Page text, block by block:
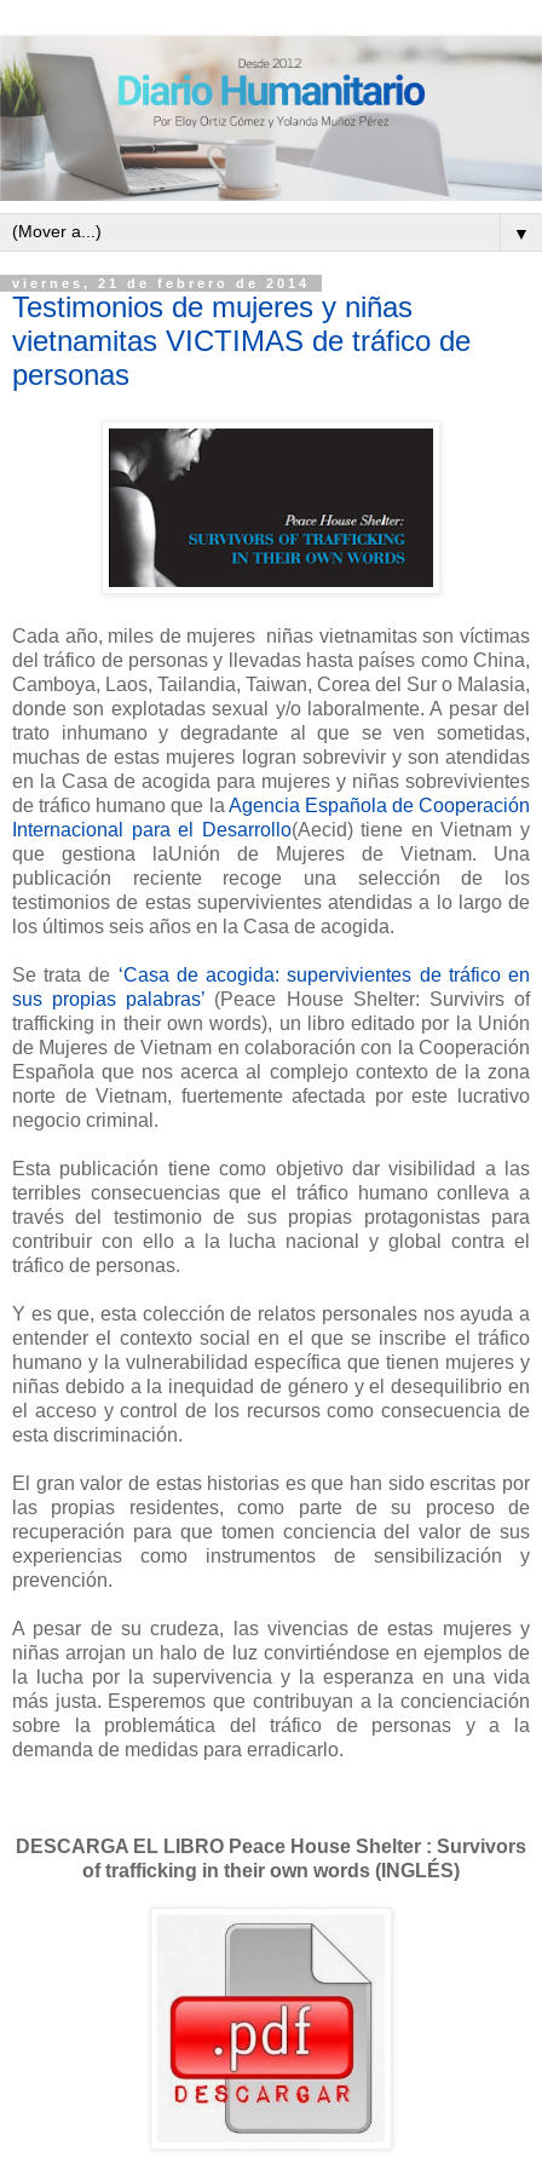
▼
viernes, 21 de febrero de 2014
Testimonios de mujeres y niñas
vietnamitas VICTIMAS de tráfico de
personas
Cada año, miles de mujeres niñas vietnamitas son víctimas
del tráfico de personas y llevadas hasta países como China,
Camboya, Laos, Tailandia, Taiwan, Corea del Sur o Malasia,
donde son explotadas sexual y/o laboralmente. A pesar del
trato inhumano y degradante al que se ven sometidas,
muchas de estas mujeres logran sobrevivir y son atendidas
en la Casa de acogida para mujeres y niñas sobrevivientes
de tráfico humano que la Agencia Española de Cooperación
Internacional para el Desarrollo(Aecid) tiene en Vietnam y
que gestiona laUnión de Mujeres de Vietnam. Una
publicación reciente recoge una selección de los
testimonios de estas supervivientes atendidas a lo largo de
los últimos seis años en la Casa de acogida.
Se trata de ‘Casa de acogida: supervivientes de tráfico en
sus propias palabras’ (Peace House Shelter: Survivirs of
trafficking in their own words), un libro editado por la Unión
de Mujeres de Vietnam en colaboración con la Cooperación
Española que nos acerca al complejo contexto de la zona
norte de Vietnam, fuertemente afectada por este lucrativo
negocio criminal.
Esta publicación tiene como objetivo dar visibilidad a las
terribles consecuencias que el tráfico humano conlleva a
través del testimonio de sus propias protagonistas para
contribuir con ello a la lucha nacional y global contra el
tráfico de personas.
Y es que, esta colección de relatos personales nos ayuda a
entender el contexto social en el que se inscribe el tráfico
humano y la vulnerabilidad específica que tienen mujeres y
niñas debido a la inequidad de género y el desequilibrio en
el acceso y control de los recursos como consecuencia de
esta discriminación.
El gran valor de estas historias es que han sido escritas por
las propias residentes, como parte de su proceso de
recuperación para que tomen conciencia del valor de sus
experiencias como instrumentos de sensibilización y
prevención.
A pesar de su crudeza, las vivencias de estas mujeres y
niñas arrojan un halo de luz convirtiéndose en ejemplos de
la lucha por la supervivencia y la esperanza en una vida
más justa. Esperemos que contribuyan a la concienciación
sobre la problemática del tráfico de personas y a la
demanda de medidas para erradicarlo.
DESCARGA EL LIBRO Peace House Shelter : Survivors
of trafficking in their own words (INGLÉS)